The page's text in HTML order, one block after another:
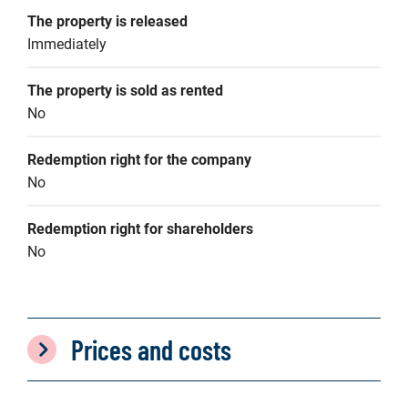
The property is released
Immediately
The property is sold as rented
No
Redemption right for the company
No
Redemption right for shareholders
No
Prices and costs